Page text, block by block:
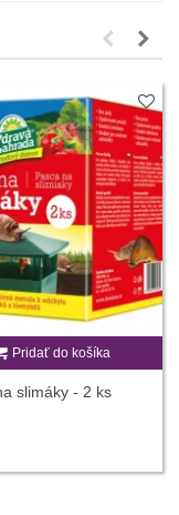
Pridať do košíka
slimáky - 2 ks